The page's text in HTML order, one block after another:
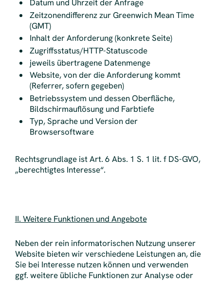
Datum und Uhrzeit der Anfrage
Zeitzonendifferenz zur Greenwich Mean Time
(GMT)
Inhalt der Anforderung (konkrete Seite)
Zugriffsstatus/HTTP-Statuscode
jeweils übertragene Datenmenge
Website, von der die Anforderung kommt
(Referrer, sofern gegeben)
Betriebssystem und dessen Oberfläche,
Bildschirmauflösung und Farbtiefe
Typ, Sprache und Version der
Browsersoftware
Rechtsgrundlage ist Art. 6 Abs. 1 S. 1 lit. f DS-GVO,
„berechtigtes Interesse“.
II. Weitere Funktionen und Angebote
Neben der rein informatorischen Nutzung unserer
Website bieten wir verschiedene Leistungen an, die
Sie bei Interesse nutzen können und verwenden
ggf. weitere übliche Funktionen zur Analyse oder